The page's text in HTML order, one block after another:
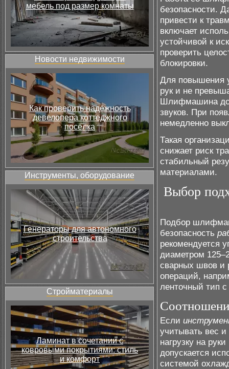
мебель под размер комнаты
Новости недвижимости
Как проверить надёжность
девелопера коттеджного
посёлка
Инструменты, оборудование
Генераторы для автономного
строительства
Стройматериалы
Ламинат в сочетании с
ковровыми покрытиями: стиль
и комфорт
безопасности.
привести к
включает
устойчивой к
проверить
блокировки.
Для повышения
рук и не
Шлифмашина
звуков. При
немедленно
Такая
снижает риск
стабильный
материалами.
Выбор
Подбор
безопасность
рекомендуется
диаметром
сварных швов и
операций,
ленточный тип
Если
учитывать вес
нагрузку на
допускается
системой